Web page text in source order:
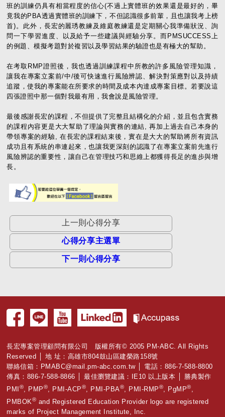
班的訓練仍具有相當程度的信心(不過上實體班的效果還是最好的，畢
竟我的PBA透過實體班的訓練下，不但認識很多前輩，且也讓我考上榜
首)。此外，長宏的麗琇教練及維庭教練還是定期關心我準備狀況、詢
問一下學習進度、以及給予一些建議與經驗分享。而PMSUCCESS上
的例題、模擬考題對於複習以及學習結果的驗證也是有極大的幫助。
在考取RMP證照後，我也透過訓練課程中所教的許多風險管理知識，
讓我在專案立案前/中/後可快速進行風險辨認、解決對策應對以及持績
追蹤，使我的專案能在所要求的時間及成本內達成專案目標。若要說這
四張證照中那一個對我最有用，我會說是風險管理。
最後感謝長宏的課程，不但提供了完整且結構化的介紹，並且包含實務
的課程內容更是大大幫助了理論與實務的連結, 再加上過去自己本身的
帶領專案的經驗, 在長宏的課程結束後，實在是大大的幫助將所有資訊
成功且有系統的串連起來，也讓我更深刻的認識了在專案立案前先進行
風險辨認的重要性，讓自己在管理技巧和思維上都獲得長足的進步與增
長。
上一則心得分享
心得分享主選單
下一則心得分享
長宏專案管理顧問有限公司 版權所有© 2005 PM-ABC. All Rights
Reserved │ 地 址：高雄市804鼓山區建榮路158號
聯絡信箱： PMABC@mail.pm-abc.com.tw│ 電話：886-7-588-8800
傳真：886-7-588-8866 │ 最佳瀏覽建議：IE10 以上版本 │ 勝典製作
PMI ® , PMP® , PMI-ACP® , PMI-PBA® , PMI-RMP® , PgMP®
PMBOK® and Registered Education Provider logo are registered
marks of Project Management Institute, Inc.